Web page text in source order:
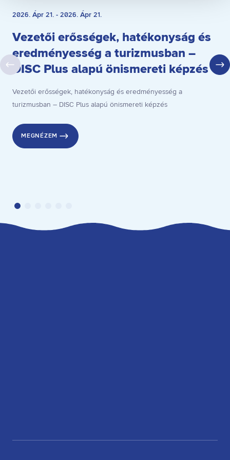
2026. Ápr 21. - 2026. Ápr 21.
Vezetői erősségek, hatékonyság és
eredményesség a turizmusban –
DISC Plus alapú önismereti képzés
Vezetői erősségek, hatékonyság és eredményesség a
turizmusban – DISC Plus alapú önismereti képzés
MEGNÉZEM